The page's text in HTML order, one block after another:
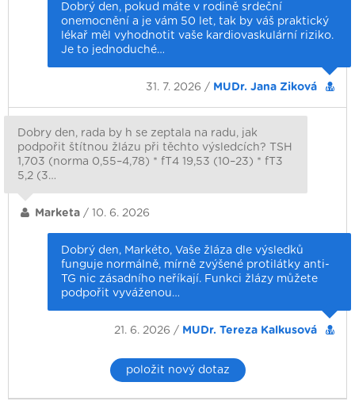
Dobrý den, pokud máte v rodině srdeční
onemocnění a je vám 50 let, tak by váš praktický
lékař měl vyhodnotit vaše kardiovaskulární riziko.
Je to jednoduché…
31. 7. 2026 / MUDr. Jana Ziková
Dobry den, rada by h se zeptala na radu, jak
podpořit štítnou žlázu při těchto výsledcích? TSH
1,703 (norma 0,55–4,78) * fT4 19,53 (10–23) * fT3
5,2 (3…
Marketa / 10. 6. 2026
Dobrý den, Markéto, Vaše žláza dle výsledků
funguje normálně, mírně zvýšené protilátky anti-
TG nic zásadního neříkají. Funkci žlázy můžete
podpořit vyváženou…
21. 6. 2026 / MUDr. Tereza Kalkusová
položit nový dotaz